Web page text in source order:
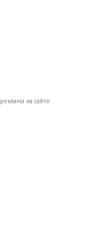
реклама на сайте